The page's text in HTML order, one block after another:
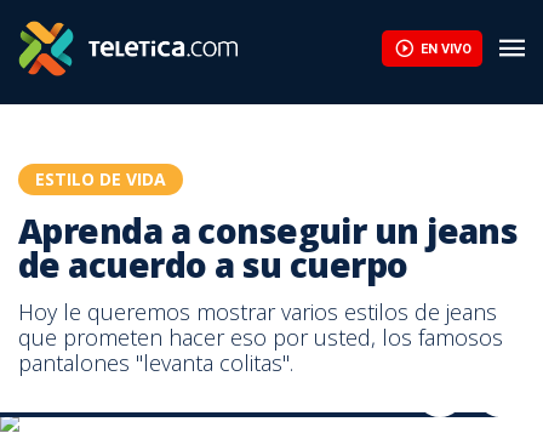
EN VIVO
ESTILO DE VIDA
Aprenda a conseguir un jeans
de acuerdo a su cuerpo
Hoy le queremos mostrar varios estilos de jeans
que prometen hacer eso por usted, los famosos
pantalones "levanta colitas".